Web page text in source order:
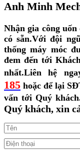
Anh Minh
Nhận gia công
có sẵn.Với đội
thống máy móc
đem đến tới
nhất.Liên hệ
185 hoặc để lại
vấn tới Quý
Quý khách, xin